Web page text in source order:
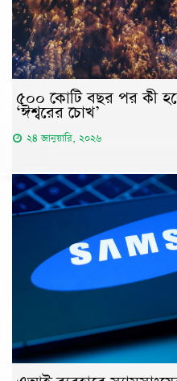
৫০০ কোটি বছর পর কী
‘ঈশ্বরের চোখ’
২৪ জানুয়ারি, ২০২৬